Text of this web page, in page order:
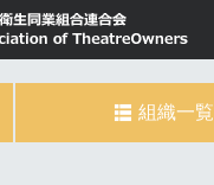
組織一覧